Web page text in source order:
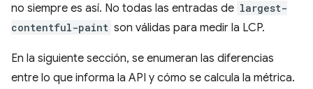
no siempre es así. No todas las entradas de largest-
contentful-paint son válidas para medir la LCP.
En la siguiente sección, se enumeran las diferencias
entre lo que informa la API y cómo se calcula la métrica.